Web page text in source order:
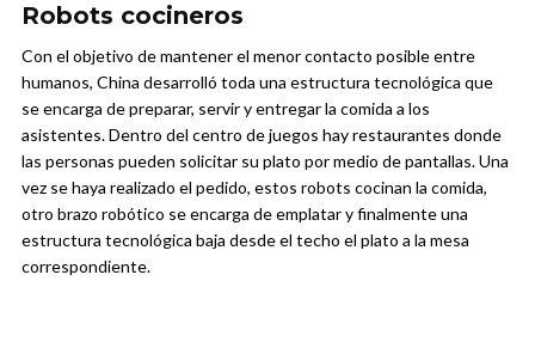
Robots cocineros
Con el objetivo de mantener el menor contacto posible entre
humanos, China desarrolló toda una estructura tecnológica que
se encarga de preparar, servir y entregar la comida a los
asistentes. Dentro del centro de juegos hay restaurantes donde
las personas pueden solicitar su plato por medio de pantallas. Una
vez se haya realizado el pedido, estos robots cocinan la comida,
otro brazo robótico se encarga de emplatar y finalmente una
estructura tecnológica baja desde el techo el plato a la mesa
correspondiente.